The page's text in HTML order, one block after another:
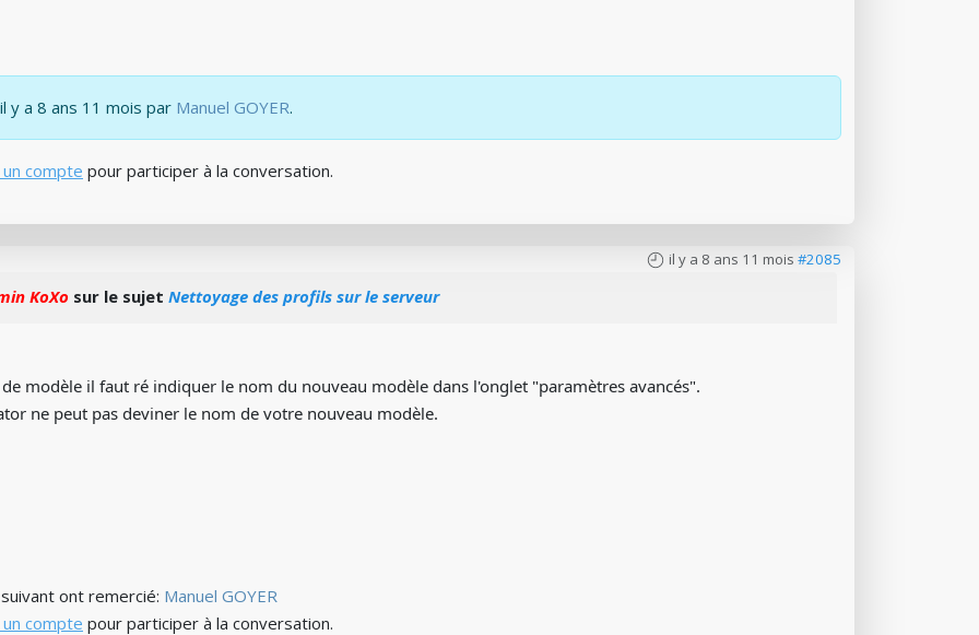
y a 8 ans 11 mois par Manuel GOYER.
compte pour participer à la conversation.
il y a 8 ans 11 mois #2085
KoXo sur le sujet Nettoyage des profils sur le serveur
de modèle il faut ré indiquer le nom du nouveau modèle dans l'onglet "paramètres avancés".
ne peut pas deviner le nom de votre nouveau modèle.
ont remercié: Manuel GOYER
compte pour participer à la conversation.